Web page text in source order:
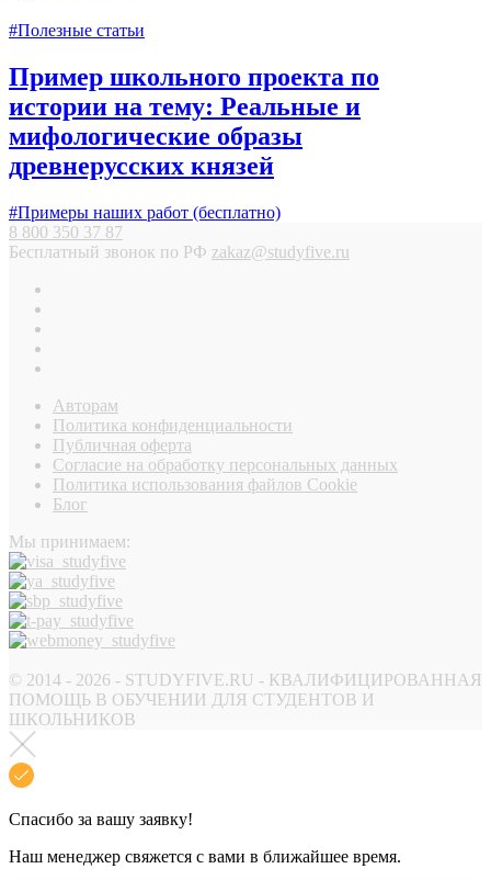
#Полезные статьи
Пример школьного проекта по
истории на тему: Реальные и
мифологические образы
древнерусских князей
#Примеры наших работ (бесплатно)
8 800 350 37 87
Бесплатный звонок по РФ zakaz@studyfive.ru
Авторам
Политика конфиденциальности
Публичная оферта
Согласие на обработку персональных данных
Политика использования файлов Cookie
Блог
Мы принимаем:
© 2014 - 2026 - STUDYFIVE.RU - КВАЛИФИЦИРОВАННАЯ
ПОМОЩЬ В ОБУЧЕНИИ ДЛЯ СТУДЕНТОВ И
ШКОЛЬНИКОВ
Спасибо за вашу заявку!
Наш менеджер свяжется с вами в ближайшее время.